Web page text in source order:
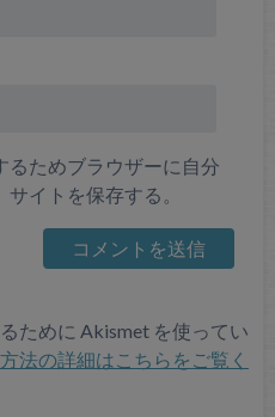
るためブラウザーに自分
イトを保存する。
ために Akismet を使ってい
法の詳細はこちらをご覧く